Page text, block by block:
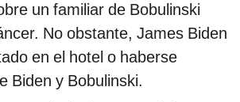
un familiar de Bobulinski
No obstante, James Biden
en el hotel o haberse
Biden y Bobulinski.